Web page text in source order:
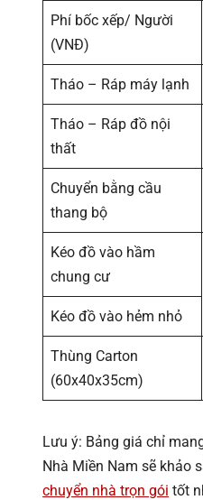
Phí bốc xếp/ Người
(VNĐ)
Tháo – Ráp máy lạnh
Tháo – Ráp đồ nội
thất
Chuyển bằng cầu
thang bộ
Kéo đồ vào hầm
chung cư
Kéo đồ vào hẻm nhỏ
Thùng Carton
(60x40x35cm)
Lưu ý: Bảng giá chỉ
Nhà Miền Nam sẽ khảo
chuyển nhà trọn gói tốt